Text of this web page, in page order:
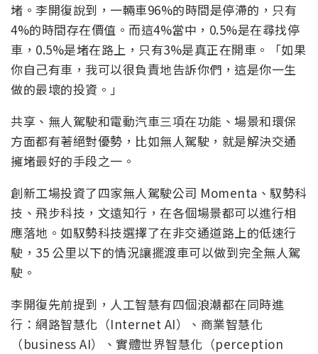
堵。李開復說到，一輛車96%的時間是停滯的，只有
4%的時間存在價值。而這4%當中，0.5%是在尋找停
車，0.5%是堵在路上，只有3%是真正在開車。「如果
你自己有車，我可以很負責地告訴你們，這是你一生
做的最壞的投資。」
共享、無人駕駛和電動汽車三項在功能、場景和環保
方面都有著絕對優勢，比如無人駕駛，就是解決交通
擁堵最好的手段之一。
創新工場投資了四家無人駕駛公司 Momenta、馭勢科
技、飛步科技，文遠知行，在各個場景都可以進行相
應落地。如馭勢科技選擇了在非交通道路上的低速行
駛，35 公里以下的情況讓擺渡車可以做到完全無人駕
駛。
李開復先前提到，人工智慧有四個浪潮都在同時進
行：網路智慧化（Internet AI）、商業智慧化
（business AI）、實體世界智慧化（perception